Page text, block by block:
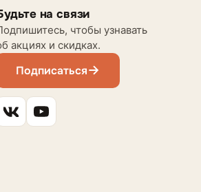
на связи
чтобы узнавать
акциях и скидках.
Подписаться